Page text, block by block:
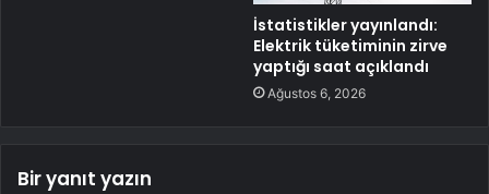
İstatistikler yayınlandı:
Elektrik tüketiminin zirve
yaptığı saat açıklandı
Ağustos 6, 2026
Bir yanıt yazın